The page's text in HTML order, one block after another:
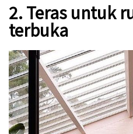
2. Teras untuk
terbuka